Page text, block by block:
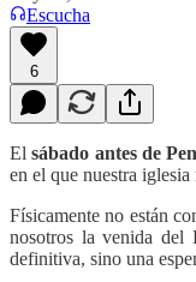
Escucha
6
Elsábado antes de
en el que nuestra
Físicamente no están
nosotros la venida del
definitiva, sino una